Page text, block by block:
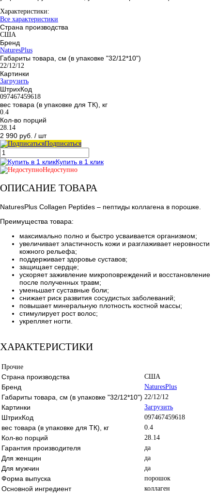
Характеристики:
Все характеристики
Страна производства
США
Бренд
NaturesPlus
Габариты товара, см (в упаковке "32/12*10")
22/12/12
Картинки
Загрузить
ШтрихКод
097467459618
вес товара (в упаковке для ТК), кг
0.4
Кол-во порций
28.14
2 990 руб. / шт
Подписаться
Купить в 1 клик
Недоступно
ОПИСАНИЕ ТОВАРА
NaturesPlus Collagen Peptides – пептиды коллагена в порошке.
Преимущества товара:
максимально полно и быстро усваивается организмом;
увеличивает эластичность кожи и разглаживает неровности
кожного рельефа;
поддерживает здоровье суставов;
защищает сердце;
ускоряет заживление микроповреждений и восстановление
после полученных травм;
уменьшает суставные боли;
снижает риск развития сосудистых заболеваний;
повышает минеральную плотность костной массы;
стимулирует рост волос;
укрепляет ногти.
ХАРАКТЕРИСТИКИ
Прочие
Страна производства США
Бренд NaturesPlus
Габариты товара, см (в упаковке "32/12*10") 22/12/12
Картинки Загрузить
ШтрихКод 097467459618
вес товара (в упаковке для ТК), кг 0.4
Кол-во порций 28.14
Гарантия производителя да
Для женщин да
Для мужчин да
Форма выпуска порошок
Основной ингредиент коллаген